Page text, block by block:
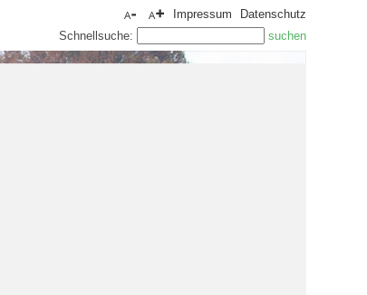
Impressum
Datenschutz
Schnellsuche: